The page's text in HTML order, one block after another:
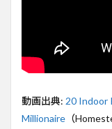
Monstera
の高価格
秘密
高価
格植
動画出典: 20 Indoor
Millionaire （